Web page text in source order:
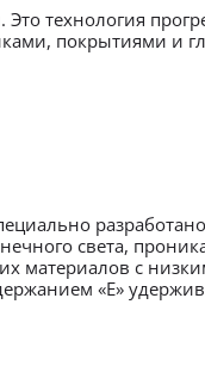
технология
покрытиями и
света,
материалов с
«E»